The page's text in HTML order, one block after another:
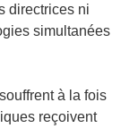
directrices ni
simultanées
à la fois
reçoivent